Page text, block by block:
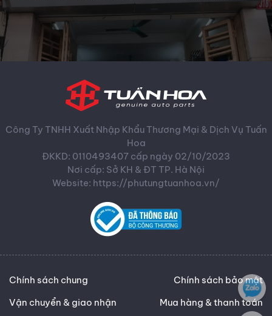
Công Ty TNHH Xuất Nhập Khẩu Thương Mại & Dịch Vụ Tuấn
Hoa
ĐKKD: 0110493407 cấp ngày 02/10/2023
Nơi cấp: Sở KH & ĐT TP. Hà Nội
Website: https://phutungtuanhoa.vn/
Chính sách chung
Chính sách bảo mật
Vận chuyển & giao nhận
Mua hàng & thanh toán